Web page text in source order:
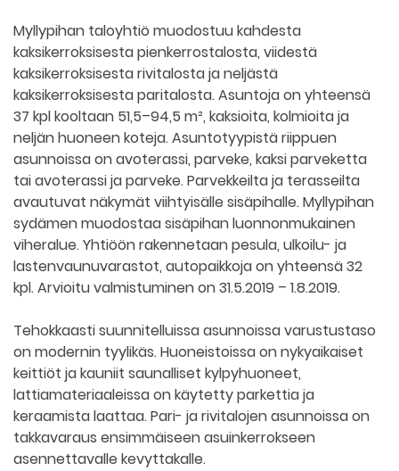
Myllypihan taloyhtiö muodostuu kahdesta
kaksikerroksisesta pienkerrostalosta, viidestä
kaksikerroksisesta rivitalosta ja neljästä
kaksikerroksisesta paritalosta. Asuntoja on yhteensä
37 kpl kooltaan 51,5–94,5 m², kaksioita, kolmioita ja
neljän huoneen koteja. Asuntotyypistä riippuen
asunnoissa on avoterassi, parveke, kaksi parveketta
tai avoterassi ja parveke. Parvekkeilta ja terasseilta
avautuvat näkymät viihtyisälle sisäpihalle. Myllypihan
sydämen muodostaa sisäpihan luonnonmukainen
viheralue. Yhtiöön rakennetaan pesula, ulkoilu- ja
lastenvaunuvarastot, autopaikkoja on yhteensä 32
kpl. Arvioitu valmistuminen on 31.5.2019 – 1.8.2019.
Tehokkaasti suunnitelluissa asunnoissa varustustaso
on modernin tyylikäs. Huoneistoissa on nykyaikaiset
keittiöt ja kauniit saunalliset kylpyhuoneet,
lattiamateriaaleissa on käytetty parkettia ja
keraamista laattaa. Pari- ja rivitalojen asunnoissa on
takkavaraus ensimmäiseen asuinkerrokseen
asennettavalle kevyttakalle.